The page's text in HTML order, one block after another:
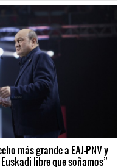
más grande a EAJ-PNV y
libre que soñamos”